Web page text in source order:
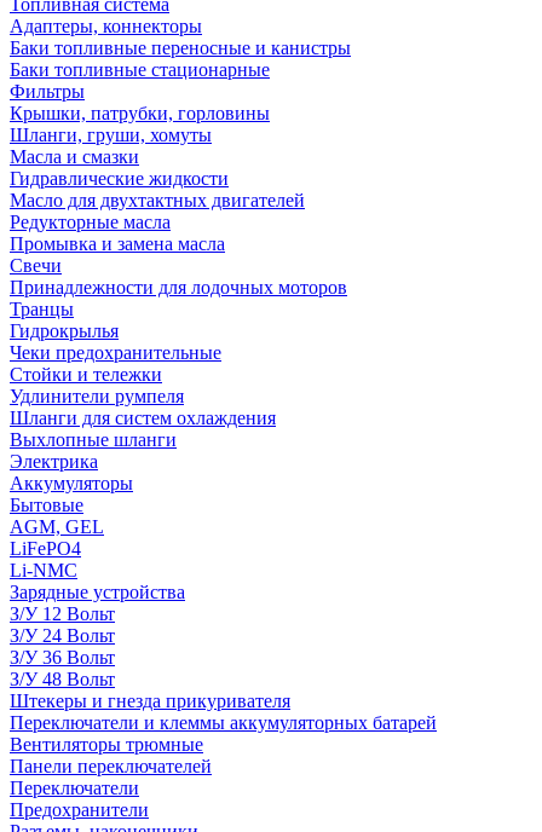
Топливная система
Адаптеры, коннекторы
Баки топливные переносные и канистры
Баки топливные стационарные
Фильтры
Крышки, патрубки, горловины
Шланги, груши, хомуты
Масла и смазки
Гидравлические жидкости
Масло для двухтактных двигателей
Редукторные масла
Промывка и замена масла
Свечи
Принадлежности для лодочных моторов
Транцы
Гидрокрылья
Чеки предохранительные
Стойки и тележки
Удлинители румпеля
Шланги для систем охлаждения
Выхлопные шланги
Электрика
Аккумуляторы
Бытовые
AGM, GEL
LiFePO4
Li-NMC
Зарядные устройства
З/У 12 Вольт
З/У 24 Вольт
З/У 36 Вольт
З/У 48 Вольт
Штекеры и гнезда прикуривателя
Переключатели и клеммы аккумуляторных батарей
Вентиляторы трюмные
Панели переключателей
Переключатели
Предохранители